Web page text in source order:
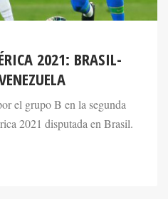
2021: BRASIL-
el grupo B en la segunda
2021 disputada en Brasil.